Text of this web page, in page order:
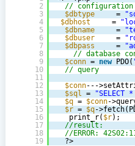
2
3
4
5
6
7
8
9
10
11
12
13
14
15
16
17
18
19
// configuration‎
$dbtype =
$dbhost = ‎‎
$dbname = ‎‎
$dbuser = ‎‎
$dbpass = ‎‎
// database
$conn = ‎ new PDO(
// query‎
$conn---
$sql = "SELECT
$q = $conn-
$r = $q-
‎‎‎   print_r( $r);‎
//result:‎
//ERROR:
‎‎  ‎?>‎